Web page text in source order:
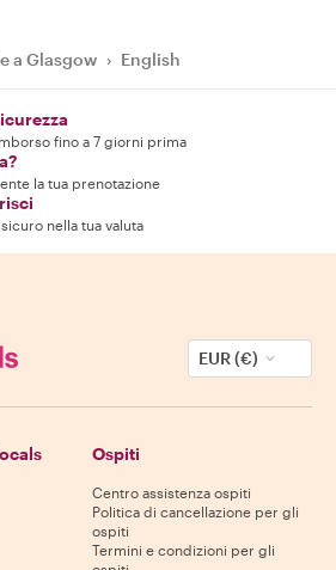
a Glasgow › English
fino a 7 giorni prima
la tua prenotazione
nella tua valuta
EUR (€)
Ospiti
Centro assistenza ospiti
Politica di cancellazione per gli
ospiti
Termini e condizioni per gli